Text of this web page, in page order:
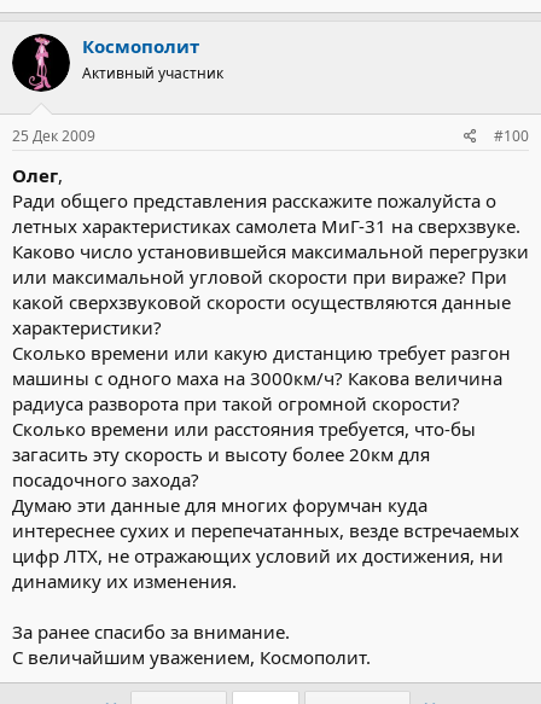
Космополит
Активный участник
25 Дек 2009 #100
Олег,
Ради общего представления расскажите пожалуйста о
летных характеристиках самолета МиГ-31 на сверхзвуке.
Каково число установившейся максимальной перегрузки
или максимальной угловой скорости при вираже? При
какой сверхзвуковой скорости осуществляются данные
характеристики?
Сколько времени или какую дистанцию требует разгон
машины с одного маха на 3000км/ч? Какова величина
радиуса разворота при такой огромной скорости?
Сколько времени или расстояния требуется, что-бы
загасить эту скорость и высоту более 20км для
посадочного захода?
Думаю эти данные для многих форумчан куда
интереснее сухих и перепечатанных, везде встречаемых
цифр ЛТХ, не отражающих условий их достижения, ни
динамику их изменения.
За ранее спасибо за внимание.
С величайшим уважением, Космополит.